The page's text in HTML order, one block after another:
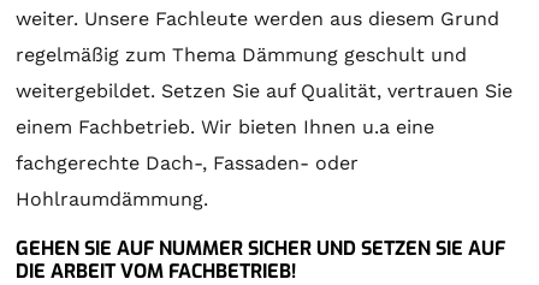
weiter. Unsere Fachleute werden aus diesem Grund
regelmäßig zum Thema Dämmung geschult und
weitergebildet. Setzen Sie auf Qualität, vertrauen Sie
einem Fachbetrieb. Wir bieten Ihnen u.a eine
fachgerechte Dach-, Fassaden- oder
Hohlraumdämmung.
GEHEN SIE AUF NUMMER SICHER UND SETZEN SIE AUF
DIE ARBEIT VOM FACHBETRIEB!